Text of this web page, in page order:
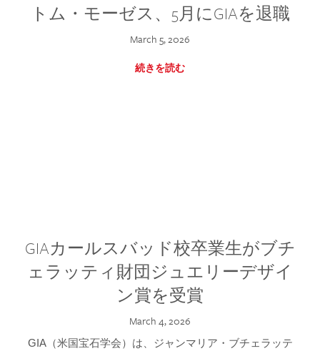
トム・モーゼス、5月にGIAを退職
March 5, 2026
続きを読む
GIAカールスバッド校卒業生がブチ
ェラッティ財団ジュエリーデザイ
ン賞を受賞
March 4, 2026
GIA（米国宝石学会）は、ジャンマリア・ブチェラッテ